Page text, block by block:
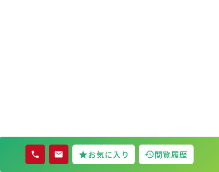
お気に入り 閲覧履歴